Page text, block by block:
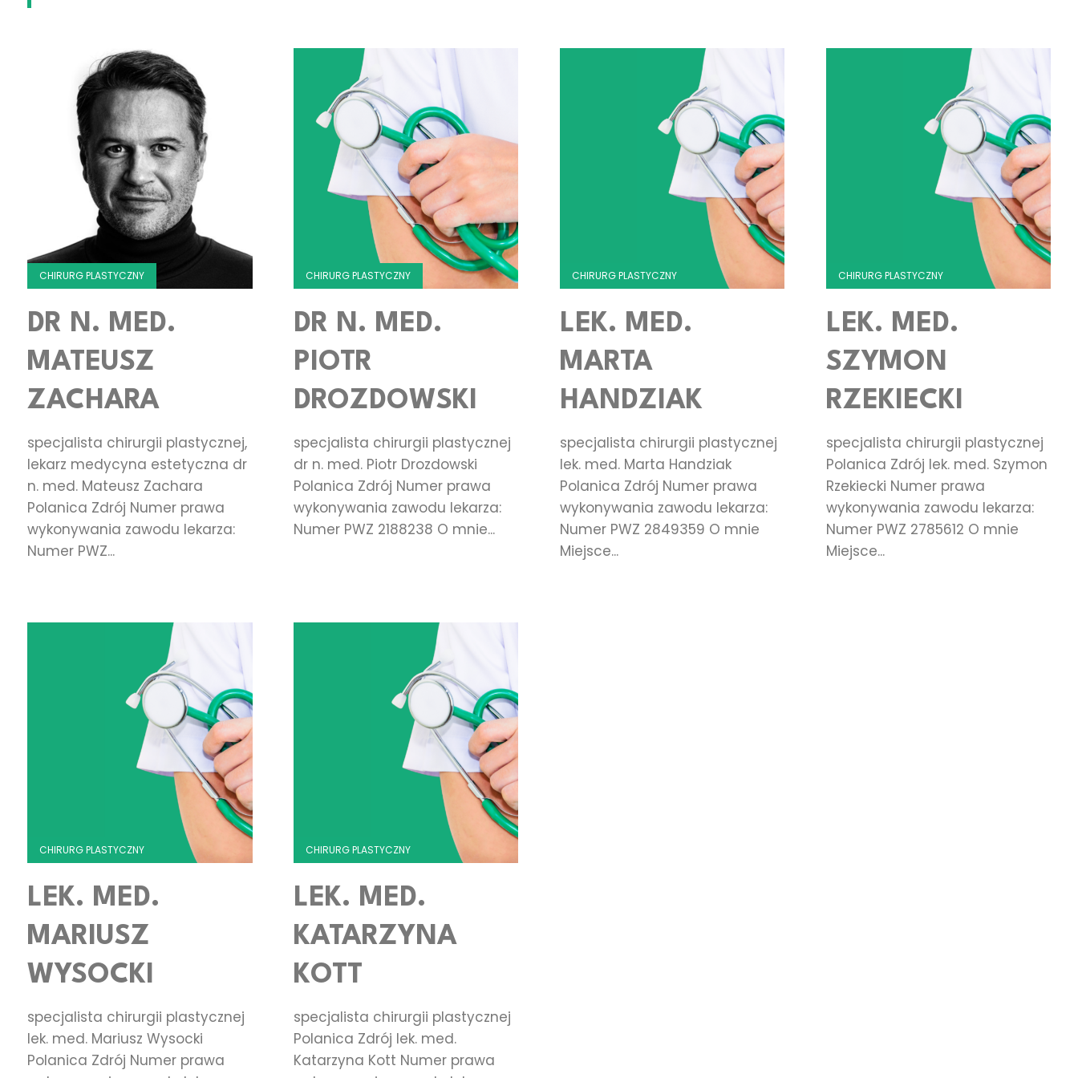
Home
Lekarz
Medycyna
Estetyczna
Chirurg
CHIRURG PLASTYCZNY
DR N. MED.
MATEUSZ
ZACHARA
specjalista chirurgii plastycznej,
lekarz medycyna estetyczna dr
n. med. Mateusz Zachara
Polanica Zdrój Numer prawa
wykonywania zawodu lekarza:
Numer PWZ...
CHIRURG PLASTYCZNY
DR N. MED.
PIOTR
DROZDOWSKI
specjalista chirurgii plastycznej
dr n. med. Piotr Drozdowski
Polanica Zdrój Numer prawa
wykonywania zawodu lekarza:
Numer PWZ 2188238 O mnie...
CHIRURG PLASTYCZNY
LEK. MED.
MARTA
HANDZIAK
specjalista chirurgii plastycznej
lek. med. Marta Handziak
Polanica Zdrój Numer prawa
wykonywania zawodu lekarza:
Numer PWZ 2849359 O mnie
Miejsce...
CHIRURG PLASTYCZNY
LEK. MED.
SZYMON
RZEKIECKI
specjalista chirurgii plastycznej
Polanica Zdrój lek. med. Szymon
Rzekiecki Numer prawa
wykonywania zawodu lekarza:
Numer PWZ 2785612 O mnie
Miejsce...
CHIRURG PLASTYCZNY
LEK. MED.
MARIUSZ
WYSOCKI
specjalista chirurgii plastycznej
lek. med. Mariusz Wysocki
Polanica Zdrój Numer prawa
CHIRURG PLASTYCZNY
LEK. MED.
KATARZYNA
KOTT
specjalista chirurgii plastycznej
Polanica Zdrój lek. med.
Katarzyna Kott Numer prawa